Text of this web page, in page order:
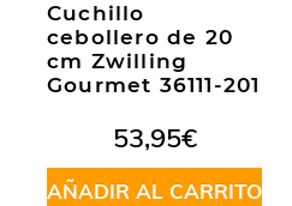
Cuchillo
cebollero de 20
cm Zwilling
Gourmet 36111-201
53,95€
AÑADIR AL CARRITO